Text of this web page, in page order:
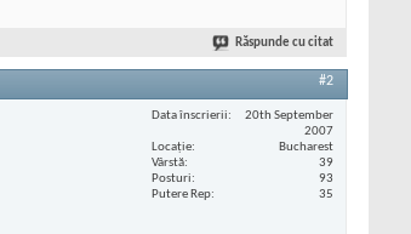
Răspunde cu citat
#2
Data înscrierii
20th September
2007
Locaţie
Bucharest
Vârstă
39
Posturi
93
Putere Rep
35